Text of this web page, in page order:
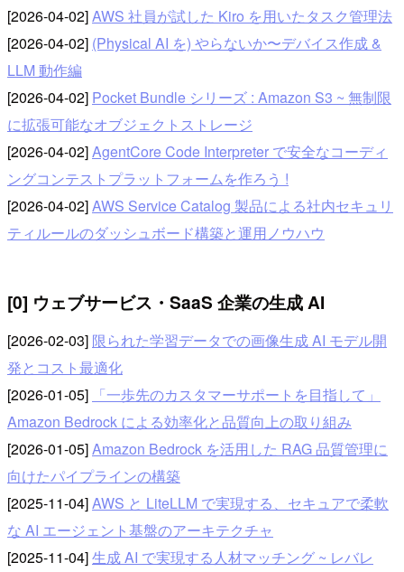
[2026-04-02]AWS 社員が試した Kiro を用いたタスク管理法
[2026-04-02] (Physical AI を) やらないか〜デバイス作成 &
LLM 動作編
[2026-04-02] Pocket Bundle シリーズ : Amazon S3 ~ 無制限
に拡張可能なオブジェクトストレージ
[2026-04-02]AgentCore Code Interpreter で安全なコーディ
ングコンテストプラットフォームを作ろう !
[2026-04-02]AWS Service Catalog 製品による社内セキュリ
ティルールのダッシュボード構築と運用ノウハウ
[0] ウェブサービス・SaaS 企業の生成 AI
[2026-02-03] 限られた学習データでの画像生成 AI モデル開
発とコスト最適化
[2026-01-05] 「一歩先のカスタマーサポートを目指して」
Amazon Bedrock による効率化と品質向上の取り組み
[2026-01-05]Amazon Bedrock を活用した RAG 品質管理に
向けたパイプラインの構築
[2025-11-04]AWS と LiteLLM で実現する、セキュアで柔軟
な AI エージェント基盤のアーキテクチャ
[2025-11-04]生成 AI で実現する人材マッチング ~ レバレ